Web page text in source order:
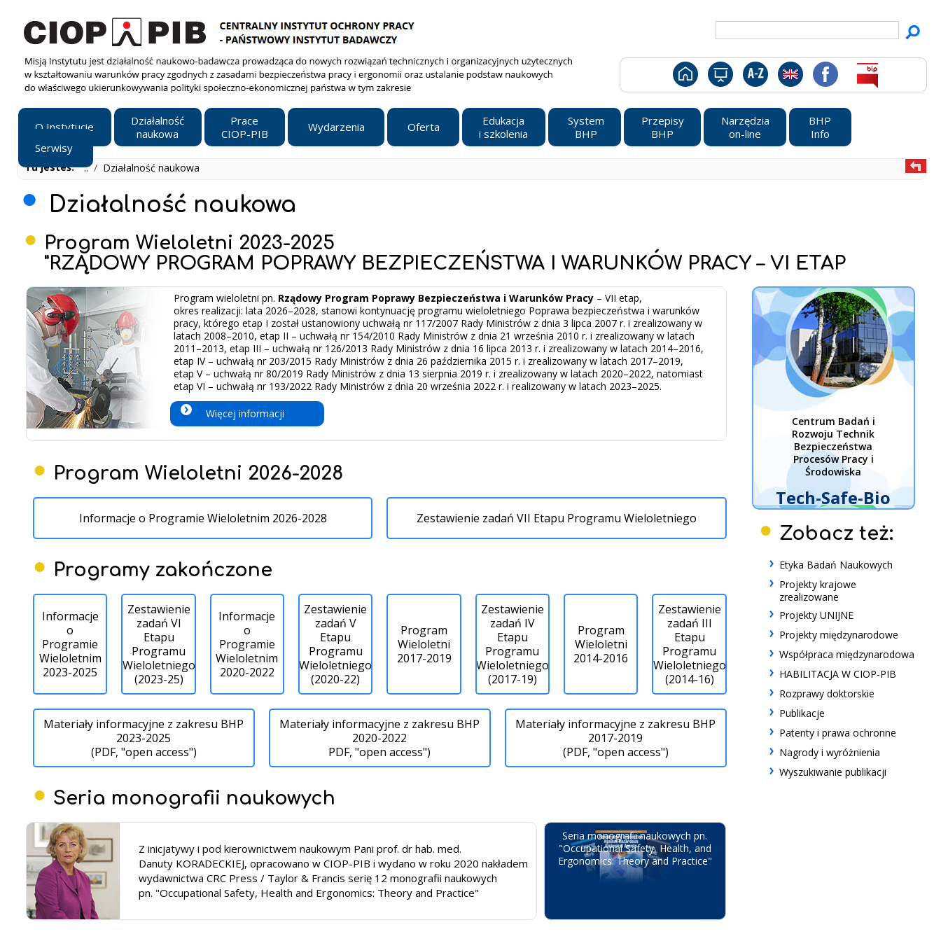
O Instytucie
Działalność
naukowa
Prace
CIOP-PIB
Wydarzenia Oferta
Edukacja
i szkolenia
System
BHP
Przepisy
BHP
Narzędzia
on-line
BHP
Info
Serwisy
Tu jesteś: ../ Działalność naukowa
Działalność naukowa
Program Wieloletni 2023-2025
"RZĄDOWY PROGRAM POPRAWY BEZPIECZEŃSTWA I WARUNKÓW PRACY – VI ETAP
Program wieloletni pn. Rządowy Program Poprawy Bezpieczeństwa i Warunków Pracy– VII etap,
okres realizacji: lata 2026–2028, stanowi kontynuację programu wieloletniego Poprawa bezpieczeństwa i warunków
pracy, którego etap I został ustanowiony uchwałą nr 117/2007 Rady Ministrów z dnia 3 lipca 2007 r. i zrealizowany w
latach 2008–2010, etap II – uchwałą nr 154/2010 Rady Ministrów z dnia 21 września 2010 r. i zrealizowany w latach
2011–2013, etap III – uchwałą nr 126/2013 Rady Ministrów z dnia 16 lipca 2013 r. i zrealizowany w latach 2014–2016,
etap IV – uchwałą nr 203/2015 Rady Ministrów z dnia 26 października 2015 r. i zrealizowany w latach 2017–2019,
etap V – uchwałą nr 80/2019 Rady Ministrów z dnia 13 sierpnia 2019 r. i zrealizowany w latach 2020–2022, natomiast
etap VI – uchwałą nr 193/2022 Rady Ministrów z dnia 20 września 2022 r. i realizowany w latach 2023–2025.
Więcej informacji
Program Wieloletni 2026-2028
Informacje o Programie Wieloletnim 2026-2028 Zestawienie zadań VII Etapu Programu Wieloletniego
Programy zakończone
Informacje
o
Programie
Wieloletnim
2023-2025
Zestawienie
zadań VI
Etapu
Programu
Wieloletniego
(2023-25)
Informacje
o
Programie
Wieloletnim
2020-2022
Zestawienie
zadań V
Etapu
Programu
Wieloletniego
(2020-22)
Program
Wieloletni
2017-2019
Zestawienie
zadań IV
Etapu
Programu
Wieloletniego
(2017-19)
Program
Wieloletni
2014-2016
Zestawienie
zadań III
Etapu
Programu
Wieloletniego
(2014-16)
Materiały informacyjne z zakresu BHP
2023-2025
(PDF, "open access")
Materiały informacyjne z zakresu BHP
2020-2022
PDF, "open access")
Materiały informacyjne z zakresu BHP
2017-2019
(PDF, "open access")
Seria monografii naukowych
Z inicjatywy i pod kierownictwem naukowym Pani prof. dr hab. med.
Danuty KORADECKIEJ, opracowano w CIOP-PIB i wydano w roku 2020 nakładem
wydawnictwa CRC Press / Taylor & Francis serię 12 monografii naukowych
pn. "Occupational Safety, Health and Ergonomics: Theory and Practice"
Seria monografii naukowych pn.
"Occupational Safety, Health, and
Ergonomics: Theory and Practice"
Centrum Badań i
Rozwoju Technik
Bezpieczeństwa
Procesów Pracy i
Środowiska
Tech-Safe-Bio
Zobacz też:
Etyka Badań Naukowych
Projekty krajowe
zrealizowane
Projekty UNIJNE
Projekty międzynarodowe
Współpraca międzynarodowa
HABILITACJA W CIOP-PIB
Rozprawy doktorskie
Publikacje
Patenty i prawa ochronne
Nagrody i wyróżnienia
Wyszukiwanie publikacji